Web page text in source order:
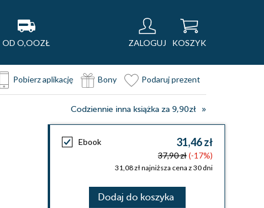
OD O,OOZŁ ZALOGUJ KOSZYK
Pobierz aplikację Bony Podaruj prezent
Codziennie inna książka za 9,90zł
Ebook 31,46 zł
37,90 zł(-17%)
31,08 zł najniższa cena z 30 dni
Dodaj do koszyka